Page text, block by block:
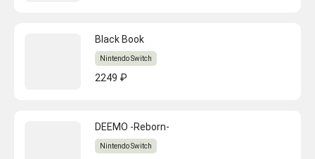
Black Book
Nintendo Switch
2249 ₽
DEEMO -Reborn-
Nintendo Switch